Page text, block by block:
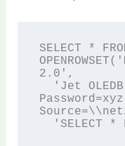
SELECT *
2.0',